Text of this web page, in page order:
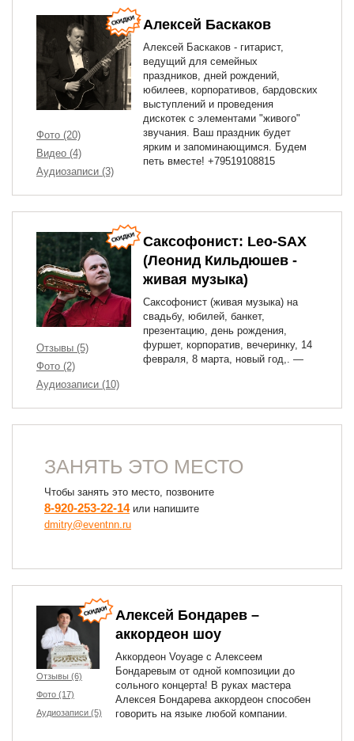
Фото (20)
Видео (4)
Аудиозаписи (3)
Алексей Баскаков
Алексей Баскаков - гитарист,
ведущий для семейных
праздников, дней рождений,
юбилеев, корпоративов, бардовских
выступлений и проведения
дискотек с элементами "живого"
звучания. Ваш праздник будет
ярким и запоминающимся. Будем
петь вместе! +79519108815
Отзывы (5)
Фото (2)
Аудиозаписи (10)
Саксофонист: Leo-SAX
(Леонид Кильдюшев -
живая музыка)
Саксофонист (живая музыка) на
свадьбу, юбилей, банкет,
презентацию, день рождения,
фуршет, корпоратив, вечеринку, 14
февраля, 8 марта, новый год,. —
ЗАНЯТЬ ЭТО МЕСТО
Чтобы занять это место, позвоните
8-920-253-22-14или напишите
dmitry@eventnn.ru
Отзывы (6)
Фото (17)
Аудиозаписи (5)
Алексей Бондарев –
аккордеон шоу
Аккордеон Voyage с Алексеем
Бондаревым от одной композиции до
сольного концерта! В руках мастера
Алексея Бондарева аккордеон способен
говорить на языке любой компании.